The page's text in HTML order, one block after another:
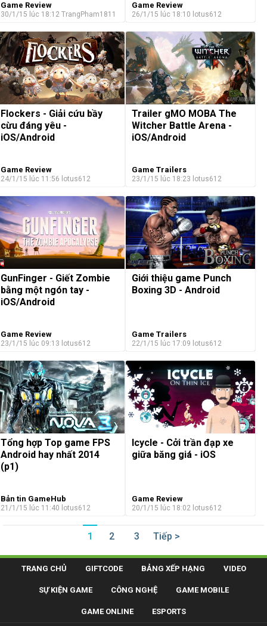
Game Review
30/1/15 lúc 18:12 TrangPham1811
Game Review
26/1/15 lúc 18:10 lotus612
Flockers - Giải cứu bầy
cừu đáng yêu -
iOS/Android
Game Review
24/1/15 lúc 11:56 lotus612
Trailer gMO MOBA The
Witcher Battle Arena -
iOS/Android
Game Trailers
23/1/15 lúc 18:23 lotus612
GunFinger - Giết Zombie
bằng một ngón tay -
iOS/Android
Game Review
23/1/15 lúc 09:13 lotus612
Giới thiệu game Punch
Boxing 3D - Android
Game Trailers
22/1/15 lúc 17:09 lotus612
Tổng hợp Top game FPS
Android hay nhất 2014
(p1)
Bản tin GameHub
21/1/15 lúc 11:40 lotus612
Icycle - Cởi trần đạp xe
giữa băng giá - iOS
Game Review
20/1/15 lúc 18:02 lotus612
1 2 3 Tiếp >
TRANG CHỦ GIFTCODE BẢNG XẾP HẠNG VIDEO
SỰ KIỆN GAME CÔNG NGHỆ GAME MOBILE
GAME ONLINE ESPORTS